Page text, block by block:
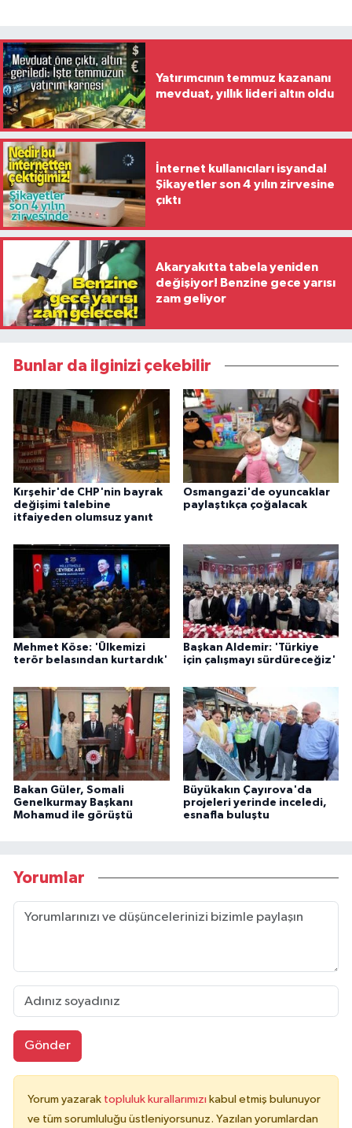
Yatırımcının temmuz kazananı
mevduat, yıllık lideri altın oldu
İnternet kullanıcıları isyanda!
Şikayetler son 4 yılın zirvesine
çıktı
Akaryakıtta tabela yeniden
değişiyor! Benzine gece yarısı
zam geliyor
Bunlar da ilginizi çekebilir
Kırşehir'de CHP'nin bayrak
değişimi talebine
itfaiyeden olumsuz yanıt
Osmangazi'de oyuncaklar
paylaştıkça çoğalacak
Mehmet Köse: 'Ülkemizi
terör belasından kurtardık'
Başkan Aldemir: 'Türkiye
için çalışmayı sürdüreceğiz'
Bakan Güler, Somali
Genelkurmay Başkanı
Mohamud ile görüştü
Büyükakın Çayırova'da
projeleri yerinde inceledi,
esnafla buluştu
Yorumlar
Gönder
Yorum yazarak topluluk kurallarımızı kabul etmiş bulunuyor
ve tüm sorumluluğu üstleniyorsunuz. Yazılan yorumlardan